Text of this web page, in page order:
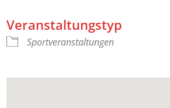
Veranstaltungstyp
Sportveranstaltungen